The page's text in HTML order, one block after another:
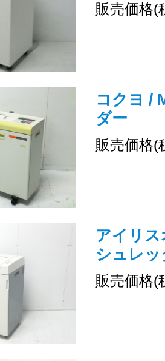
販売価格(
コクヨ /
ダー
販売価格(
アイリス
シュレッ
販売価格(